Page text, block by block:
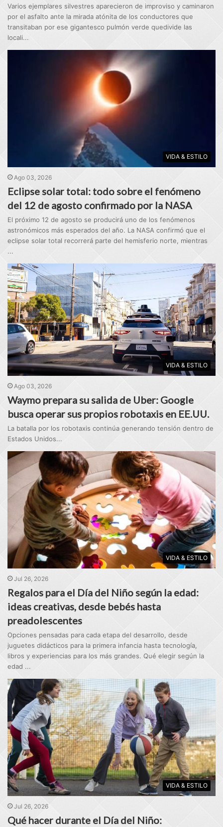
Varios ejemplares silvestres aparecieron de improviso y caminaron
por el asfalto ante la mirada atónita de los conductores que
transitaban por ese gigantesco pulmón verde quedivide las
locali...
VIDA & ESTILO
Ago 03, 2026
Eclipse solar total: todo sobre el fenómeno
del 12 de agosto confirmado por la NASA
El próximo 12 de agosto se producirá uno de los fenómenos
astronómicos más esperados del año. La NASA confirmó que el
eclipse solar total recorrerá parte del hemisferio norte, mientras
...
VIDA & ESTILO
Ago 03, 2026
Waymo prepara su salida de Uber: Google
busca operar sus propios robotaxis en EE.UU.
La batalla por los robotaxis continúa generando tensión dentro de
Estados Unidos...
VIDA & ESTILO
Jul 26, 2026
Regalos para el Día del Niño según la edad:
ideas creativas, desde bebés hasta
preadolescentes
Opciones pensadas para cada etapa del desarrollo, desde
juguetes didácticos para la primera infancia hasta tecnología,
libros y experiencias para los más grandes. Qué elegir según la
edad ...
VIDA & ESTILO
Jul 26, 2026
Qué hacer durante el Día del Niño: